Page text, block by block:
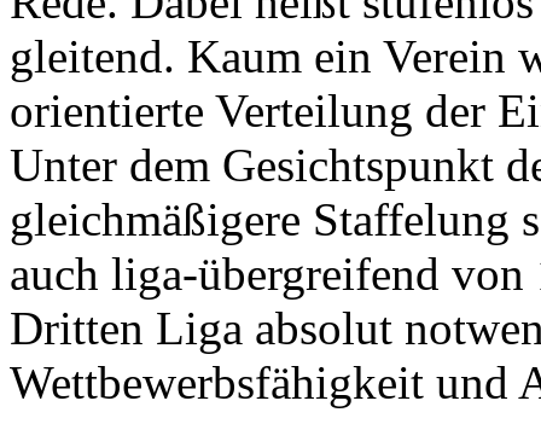
gleitend. Kaum ein Verein
orientierte Verteilung der
Unter dem Gesichtspunkt
gleichmäßigere Staffelung
auch liga-übergreifend
Dritten Liga absolut
Wettbewerbsfähigkeit und